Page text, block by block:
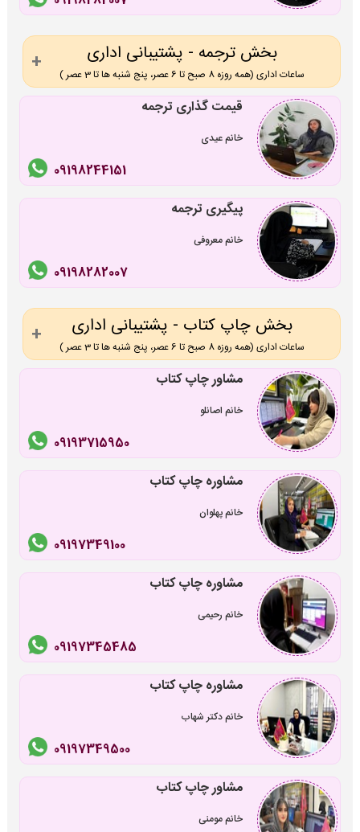
بخش ترجمه - پشتیبانی اداری
ساعات اداری (همه روزه 8 صبح تا 6 عصر، پنج شنبه ها تا 3 عصر )
قیمت گذاری ترجمه
خانم عیدی
09198244151
پیگیری ترجمه
خانم معروفی
09198282007
بخش چاپ کتاب - پشتیبانی اداری
ساعات اداری (همه روزه 8 صبح تا 6 عصر، پنج شنبه ها تا 3 عصر )
مشاور چاپ کتاب
خانم اصانلو
09193715950
مشاوره چاپ کتاب
خانم پهلوان
09197349100
مشاوره چاپ کتاب
خانم رحیمی
09197345485
مشاوره چاپ کتاب
خانم دکتر شهاب
09197349500
مشاور چاپ کتاب
خانم مومنی